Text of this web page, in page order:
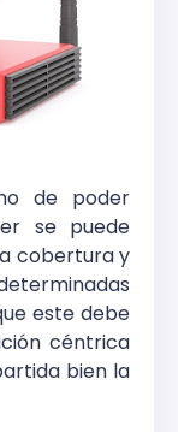
de poder
se puede
cobertura y
este debe
céntrica
bien la